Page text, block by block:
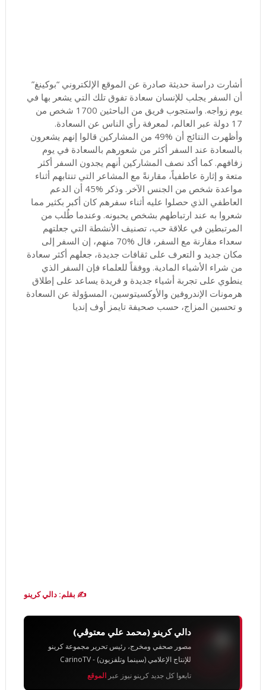
أشارت دراسة حديثة صادرة عن الموقع الإلكتروني “بوكينغ”
أن السفر يجلب للإنسان سعادة تفوق تلك التي يشعر بها في
يوم زواجه. واستجوب فريق من الباحثين 1700 شخص من
17 دولة عبر العالم، لمعرفة رأي الناس عن السعادة.
وأظهرت النتائج أن %49 من المشاركين قالوا إنهم يشعرون
بالسعادة عند السفر أكثر من شعورهم بالسعادة في يوم
زفافهم. كما أكد نصف المشاركين أنهم يجدون السفر أكثر
متعة و إثارة عاطفياً، مقارنةً مع المشاعر التي تنتابهم أثناء
مواعدة شخص من الجنس الآخر. وذكر %45 أن الدعم
العاطفي الذي حصلوا عليه أثناء سفرهم كان أكبر بكثير مما
شعروا به عند ارتباطهم بشخص يحبونه. وعندما طُلب من
المرتبطين في علاقة حب، تصنيف الأنشطة التي جعلتهم
سعداء مقارنة مع السفر، قال %70 منهم، إن السفر إلى
مكان جديد و التعرف على ثقافات جديدة، جعلهم أكثر سعادة
من شراء الأشياء المادية. ووفقاً للعلماء فإن السفر الذي
ينطوي على تجربة أشياء جديدة و فريدة يساعد على إطلاق
هرمونات الإندروفين والأوكسيتوسين، المسؤولة عن السعادة
و تحسين المزاج، حسب صحيفة تايمز أوف إنديا
✍️ بقلم: دالي كرينو
دالي كرينو (محمد علي معتوڨي)
مصور صحفي ومخرج، رئيس تحرير مجموعة كرينو
للإنتاج الإعلامي (سينما وتلفزيون) - CarinoTV
تابعوا كل جديد كرينو نيوز عبر الموقع